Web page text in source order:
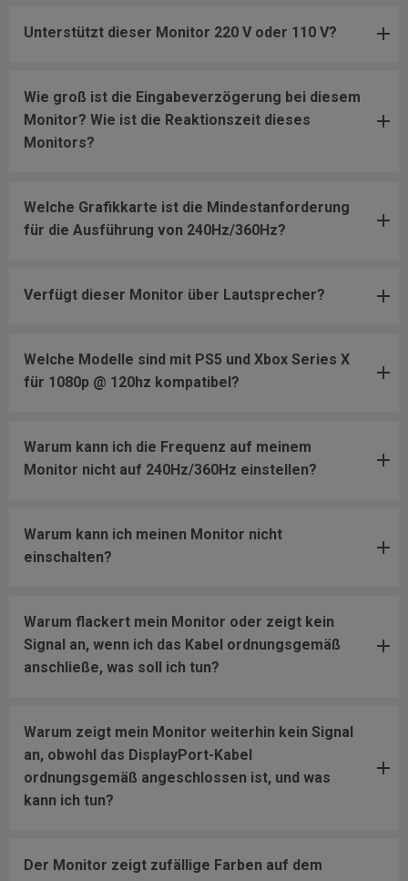
Unterstützt dieser Monitor 220 V oder 110 V?
Wie groß ist die Eingabeverzögerung bei diesem
Monitor? Wie ist die Reaktionszeit dieses
Monitors?
Welche Grafikkarte ist die Mindestanforderung
für die Ausführung von 240Hz/360Hz?
Verfügt dieser Monitor über Lautsprecher?
Welche Modelle sind mit PS5 und Xbox Series X
für 1080p @ 120hz kompatibel?
Warum kann ich die Frequenz auf meinem
Monitor nicht auf 240Hz/360Hz einstellen?
Warum kann ich meinen Monitor nicht
einschalten?
Warum flackert mein Monitor oder zeigt kein
Signal an, wenn ich das Kabel ordnungsgemäß
anschließe, was soll ich tun?
Warum zeigt mein Monitor weiterhin kein Signal
an, obwohl das DisplayPort-Kabel
ordnungsgemäß angeschlossen ist, und was
kann ich tun?
Der Monitor zeigt zufällige Farben auf dem